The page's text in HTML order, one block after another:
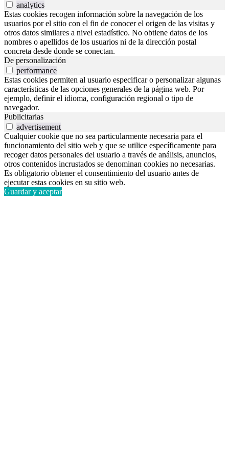
analytics
Estas cookies recogen información sobre la navegación de los
usuarios por el sitio con el fin de conocer el origen de las visitas y
otros datos similares a nivel estadístico. No obtiene datos de los
nombres o apellidos de los usuarios ni de la dirección postal
concreta desde donde se conectan.
De personalización
performance
Estas cookies permiten al usuario especificar o personalizar algunas
características de las opciones generales de la página web. Por
ejemplo, definir el idioma, configuración regional o tipo de
navegador.
Publicitarias
advertisement
Cualquier cookie que no sea particularmente necesaria para el
funcionamiento del sitio web y que se utilice específicamente para
recoger datos personales del usuario a través de análisis, anuncios,
otros contenidos incrustados se denominan cookies no necesarias.
Es obligatorio obtener el consentimiento del usuario antes de
ejecutar estas cookies en su sitio web.
Guardar y aceptar